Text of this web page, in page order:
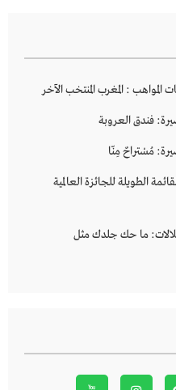
: المغرب المنتخب الآخر
فندق العروبة
مُسْتراحٌ مِنّا
الطويلة للجائزة العالمية
ما حك جلدك مثل